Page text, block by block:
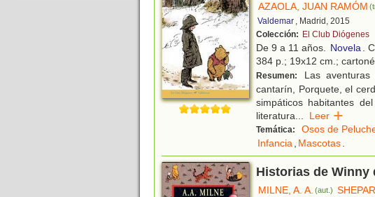
AZAOLA, JUAN RAMÓM
Valdemar , Madrid, 2015
Colección: El Club Diógenes
De 9 a 11 años. Novela.
384 p.; 19x12 cm.;
Resumen:
Las
cantarín, Porquete, el
simpáticos habitantes
literatura... Leer
Temática: Osos de
Infancia, Mascotas.
Historias de Winny
MILNE, A. A. (aut.)